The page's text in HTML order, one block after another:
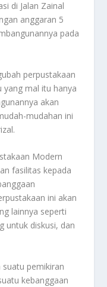
di Jalan Zainal
anggaran 5
pada
perpustakaan
yang mal itu hanya
akan
mudahan ini
Modern
fasilitas kepada
ini akan
lainnya seperti
untuk diskusi, dan
suatu pemikiran
kebanggaan